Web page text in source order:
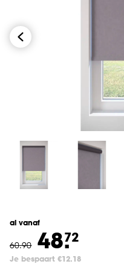
al vanaf
60.90 48.72
Je bespaart €12.18